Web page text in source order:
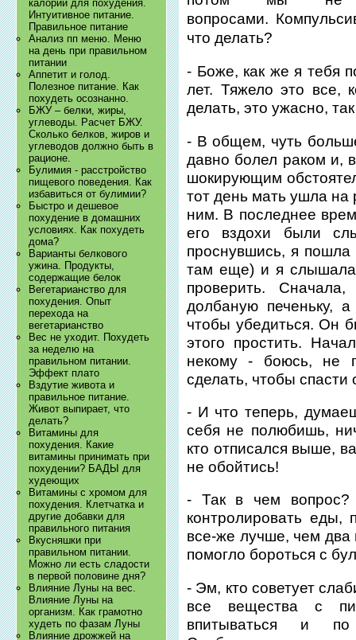
калорий для похудения.
Интуитивное питание.
Правильное питание
Анализ пп меню. Меню
на день при правильном
питании
Аппетит и голод.
Полезное питание. Как
похудеть осознанно.
БЖУ – белки, жиры,
углеводы. Расчет БЖУ.
Сколько белков, жиров и
углеводов должно быть в
рационе.
Булимия - расстройство
пищевого поведения. Как
избавиться от булимии?
Быстро и дешевое
похудение в домашних
условиях. Как похудеть
дома?
Варианты белкового
ужина. Продукты,
содержащие белок
Вегетарианство для
похудения. Опыт
перехода на
вегетарианство
Вес не уходит. Похудеть
за неделю на
правильном питании.
Эффект плато
Вздутие живота и
правильное питание.
Живот выпирает, что
делать?
Витамины для
похудения. Какие
витамины принимать при
похудении? БАДЫ для
худеющих
Витамины с хромом для
похудения. Клетчатка и
другие добавки для
правильного питания
Вкусняшки при
правильном питании.
Можно ли есть сладости
в первой половине дня?
Влияние Луны на вес.
Влияние Луны на
организм. Как грамотно
худеть по фазам Луны
Влияние дрожжей на
вопросами.
что делать?
- Боже, как же я тебя
лет. Тяжело это все,
делать, это ужасно,
- В общем, чуть
давно болел раком и,
шокирующим
тот день мать ушла на
ним. В последнее
его вздохи были
проснувшись, я пошла
там еще) и я
проверить.
долбаную печеньку,
чтобы убедиться. Он
этого простить.
некому - боюсь, не
сделать, чтобы спасти
- И что теперь,
себя не полюбишь,
кто отписался выше,
не обойтись!
- Так в чем
контролировать еды,
все-же лучше, чем два
помогло бороться с
- Эм, кто советует
все вещества с
впитываться и по